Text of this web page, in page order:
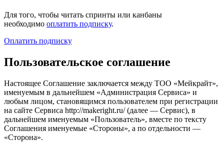
Для того, чтобы читать спринты или канбаны
необходимо оплатить подписку.
Оплатить подписку
Пользовательское соглашение
Настоящее Соглашение заключается между ТОО «Мейкрайт»,
именуемым в дальнейшем «Администрация Сервиса» и
любым лицом, становящимся пользователем при регистрации
на сайте Сервиса http://makeright.ru/ (далее — Сервис), в
дальнейшем именуемым «Пользователь», вместе по тексту
Соглашения именуемые «Стороны», а по отдельности —
«Сторона».